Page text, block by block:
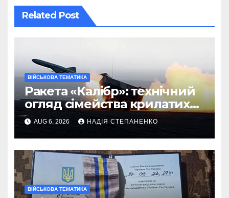
Related Post
ВІЙСЬКОВА ТЕМАТИКА
Ракета «Калібр»: технічний
огляд сімейства крилатих
ракет
AUG 6, 2026 НАДІЯ СТЕПАНЕНКО
ВІЙСЬКОВА ТЕМАТИКА